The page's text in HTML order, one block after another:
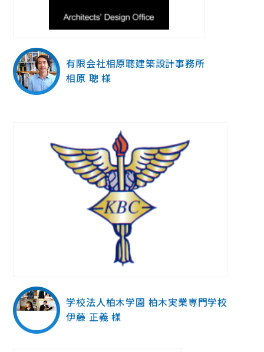
有限会社相原聰建築設計事務所
相原 聰 様
学校法人柏木学園 柏木実業専門学校
伊藤 正義 様